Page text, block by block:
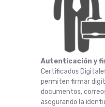
Autenticación y
Certificados
permiten firmar
documentos,
asegurando la